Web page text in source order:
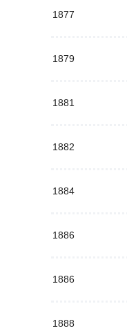
1877
1879
1881
1882
1884
1886
1886
1888